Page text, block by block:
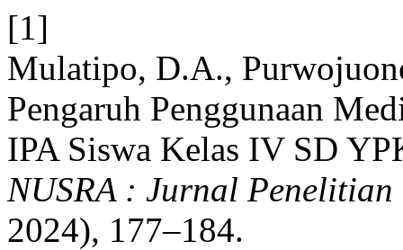
[1]
Mulatipo, D.A.,
Pengaruh Penggunaan
IPA Siswa Kelas IV SD
NUSRA : Jurnal
2024), 177–184.